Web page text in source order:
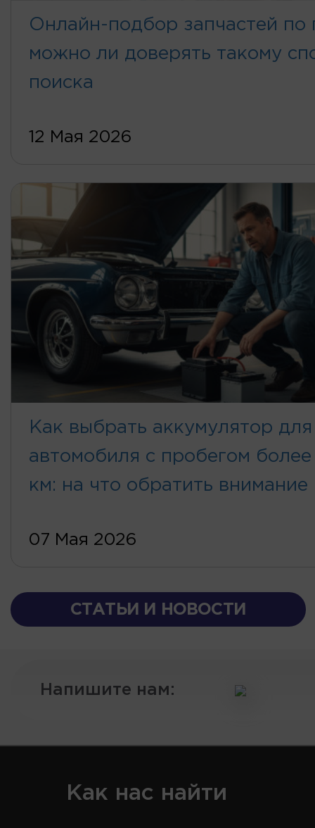
Онлайн-подбор запчастей по
можно ли доверять такому
поиска
12 Мая 2026
Как выбрать аккумулятор для
автомобиля с пробегом
км: на что обратить внимание
07 Мая 2026
СТАТЬИ И НОВОСТИ
Напишите нам:
Как нас найти